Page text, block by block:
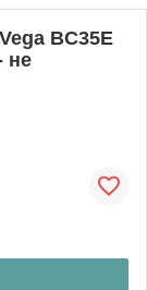
BC35Е
не